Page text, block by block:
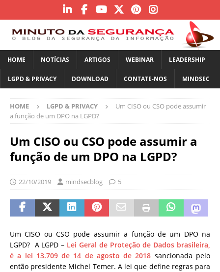
HOME NOTÍCIAS ARTIGOS WEBINAR LEADERSHIP
LGPD & PRIVACY DOWNLOAD CONTATE-NOS MINDSEC
HOME LGPD & PRIVACY
Um CISO ou CSO pode assumir
a função de um DPO na LGPD?
Um CISO ou CSO pode assumir a
função de um DPO na LGPD?
22/10/2019 mindsecblog 5
Um CISO ou CSO pode assumir a função de um DPO na
LGPD? A LGPD – Lei Geral de Proteção de Dados brasileira,
é a lei 13.709 de 14 de agosto de 2018 sancionada pelo
então presidente Michel Temer. A lei que define regras para